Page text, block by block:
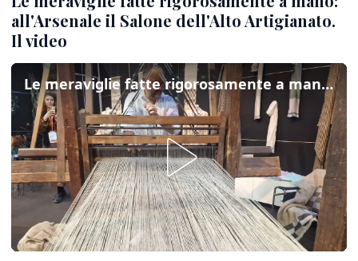
all'Arsenale il Salone dell'Alto Artigianato.
Il video
Le meraviglie fatte rigorosamente a mano: all'Arsenale il Salone dell'Alto Artigianato. Il video